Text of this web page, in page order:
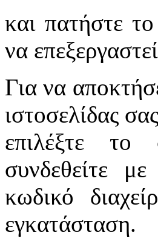
και πατήστε το
να
Για να
ιστοσελίδας
επιλέξτε το
συνδεθείτε
κωδικό
εγκατάσταση.